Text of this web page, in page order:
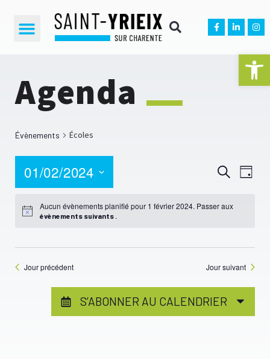
Ouvrir
Agenda
Évènements Écoles
et
de
vues
Recherche
Jour
01/02/2024
Sélectionnez
une
date.
Aucun évènements planifié pour 1 février 2024. Passer aux
évènements suivants .
Jour précédent Jour suivant
S’ABONNER AU CALENDRIER